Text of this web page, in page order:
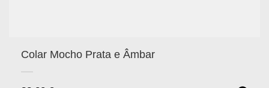
Colar Mocho Prata e Âmbar